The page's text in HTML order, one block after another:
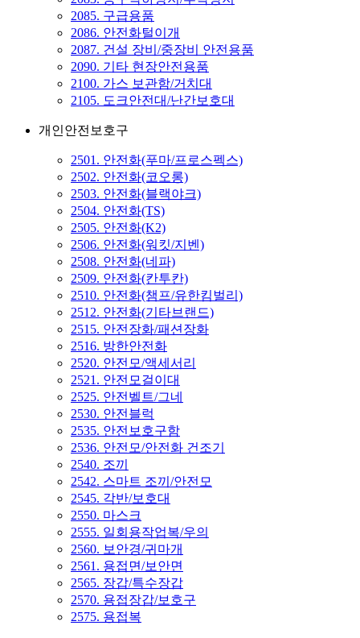
2085. 구급용품
2086. 안전화털이개
2087. 건설 장비/중장비 안전용품
2090. 기타 현장안전용품
2100. 가스 보관함/거치대
2105. 도크안전대/난간보호대
개인안전보호구
2501. 안전화(푸마/프로스펙스)
2502. 안전화(코오롱)
2503. 안전화(블랙야크)
2504. 안전화(TS)
2505. 안전화(K2)
2506. 안전화(워킷/지벤)
2508. 안전화(네파)
2509. 안전화(칸투칸)
2510. 안전화(챔프/유한킴벌리)
2512. 안전화(기타브랜드)
2515. 안전장화/패션장화
2516. 방한안전화
2520. 안전모/액세서리
2521. 안전모걸이대
2525. 안전벨트/그네
2530. 안전블럭
2535. 안전보호구함
2536. 안전모/안전화 건조기
2540. 조끼
2542. 스마트 조끼/안전모
2545. 각반/보호대
2550. 마스크
2555. 일회용작업복/우의
2560. 보안경/귀마개
2561. 용접면/보안면
2565. 장갑/특수장갑
2570. 용접장갑/보호구
2575. 용접복